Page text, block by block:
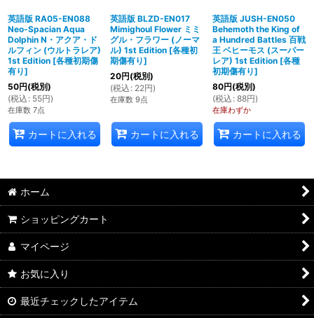
英語版 RA05-EN088
Neo-Spacian Aqua
Dolphin N・アクア・ド
ルフィン (ウルトラレア)
1st Edition [各種初期傷
有り]
50円(税別)
(税込 : 55円)
在庫数 7点
カートに入れる
英語版 BLZD-EN017
Mimighoul Flower ミミ
グル・フラワー (ノーマ
ル) 1st Edition [各種初
期傷有り]
20円(税別)
(税込 : 22円)
在庫数 9点
カートに入れる
英語版 JUSH-EN050
Behemoth the King of
a Hundred Battles 百戦
王 ベヒーモス (スーパー
レア) 1st Edition [各種
初期傷有り]
80円(税別)
(税込 : 88円)
在庫わずか
カートに入れる
ホーム
ショッピングカート
マイページ
お気に入り
最近チェックしたアイテム